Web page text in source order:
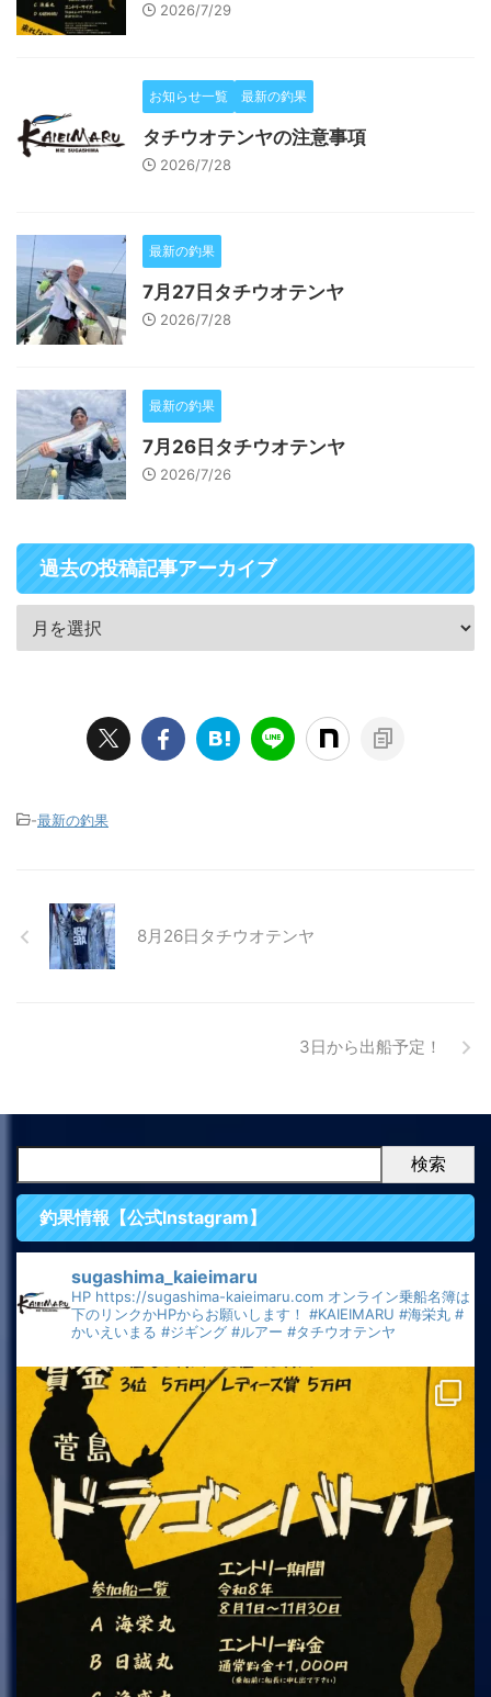
2026/7/29
お知らせ一覧 最新の釣果
タチウオテンヤの注意事項
2026/7/28
最新の釣果
7月27日タチウオテンヤ
2026/7/28
最新の釣果
7月26日タチウオテンヤ
2026/7/26
過去の投稿記事アーカイブ
-最新の釣果
8月26日タチウオテンヤ
3日から出船予定！
検索
釣果情報【公式Instagram】
sugashima_kaieimaru
HP https://sugashima-kaieimaru.com オンライン乗船名簿は
下のリンクかHPからお願いします！ #KAIEIMARU #海栄丸 #
かいえいまる #ジギング #ルアー #タチウオテンヤ